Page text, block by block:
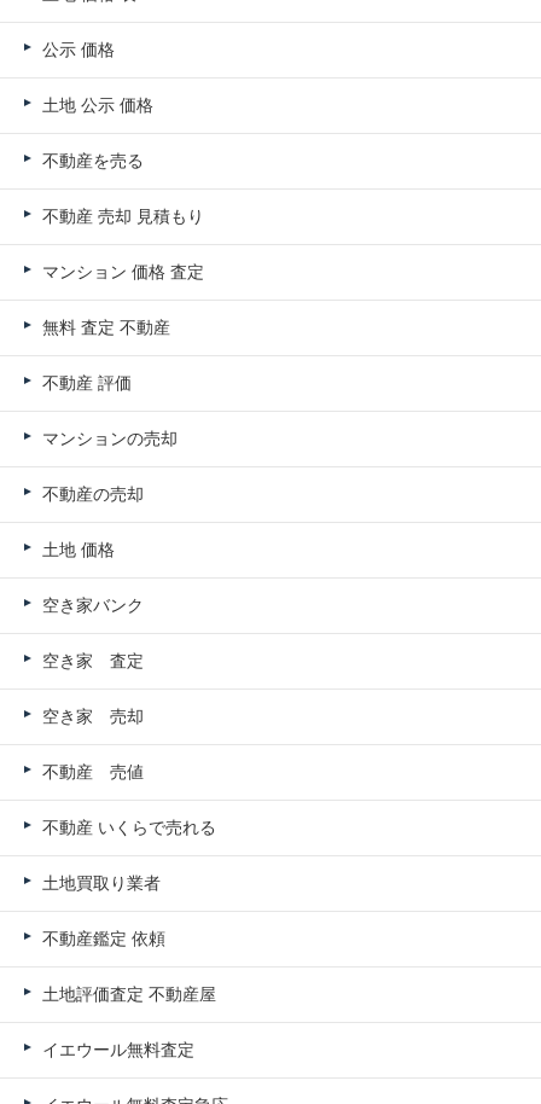
公示 価格
土地 公示 価格
不動産を売る
不動産 売却 見積もり
マンション 価格 査定
無料 査定 不動産
不動産 評価
マンションの売却
不動産の売却
土地 価格
空き家バンク
空き家 査定
空き家 売却
不動産 売値
不動産 いくらで売れる
土地買取り業者
不動産鑑定 依頼
土地評価査定 不動産屋
イエウール無料査定